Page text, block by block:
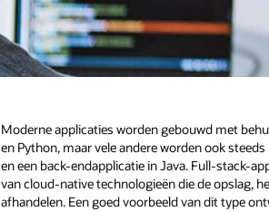
Moderne applicaties worden gebouwd met
en Python, maar vele andere worden ook
en een back-endapplicatie in Java. Full-stack-
van cloud-native technologieën die de opslag,
afhandelen. Een goed voorbeeld van dit type